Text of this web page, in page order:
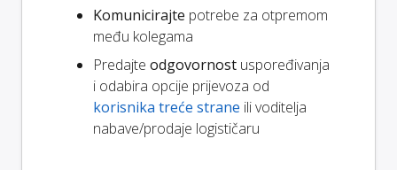
Komunicirajte potrebe za otpremom
među kolegama
Predajte odgovornost uspoređivanja
i odabira opcije prijevoza od
korisnika treće strane ili voditelja
nabave/prodaje logističaru